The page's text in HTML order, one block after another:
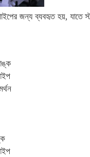
জন্য ব্যবহৃত হয়, যাতে